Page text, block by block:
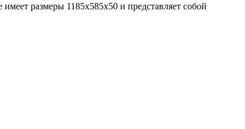
размеры 1185х585х50 и представляет собой